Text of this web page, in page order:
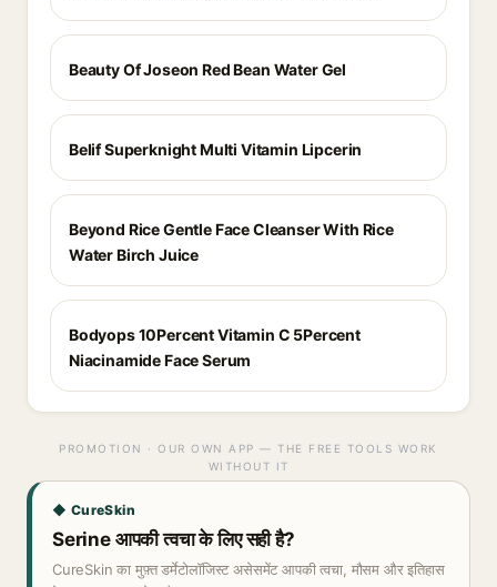
Beauty Of Joseon Red Bean Water Gel
Belif Superknight Multi Vitamin Lipcerin
Beyond Rice Gentle Face Cleanser With Rice
Water Birch Juice
Bodyops 10Percent Vitamin C 5Percent
Niacinamide Face Serum
PROMOTION · OUR OWN APP — THE FREE TOOLS WORK
WITHOUT IT
◆ CureSkin
Serine आपकी त्वचा के लिए सही है?
CureSkin का मुफ़्त डर्मेटोलॉजिस्ट असेसमेंट आपकी त्वचा, मौसम और इतिहास